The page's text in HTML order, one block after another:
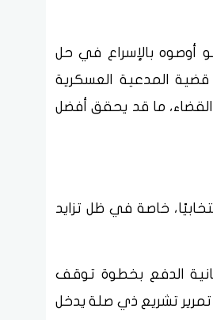
أوصوه بالإسراع في حل
قضية المدعية العسكرية
القضاء، ما قد يحقق أفضل
خاصة في ظل تزايد
الدفع بخطوة توقف
تمرير تشريع ذي صلة يدخل